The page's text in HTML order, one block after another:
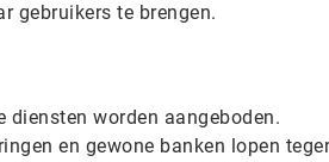
gebruikers te brengen.
diensten worden aangeboden.
en gewone banken lopen